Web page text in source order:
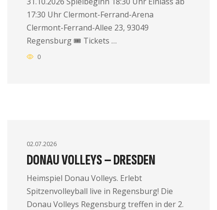
17:30 Uhr Clermont-Ferrand-Arena
Clermont-Ferrand-Allee 23, 93049
Regensburg 🎟 Tickets …
0
02.07.2026
DONAU VOLLEYS – DRESDEN
Heimspiel Donau Volleys. Erlebt
Spitzenvolleyball live in Regensburg! Die
Donau Volleys Regensburg treffen in der 2.